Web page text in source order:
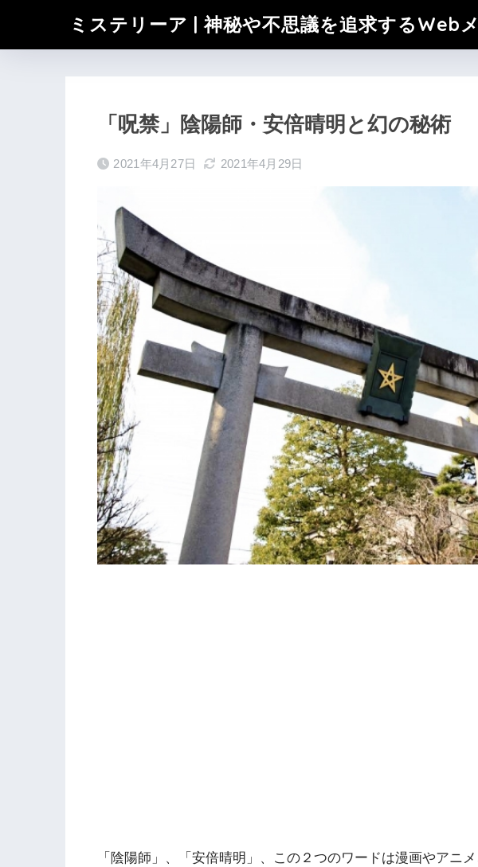
ミステリーア | 神秘や不思議を追求するWeb
「呪禁」陰陽師・安倍晴明と幻の秘術
2021年4月27日 2021年4月29日
「陰陽師」、「安倍晴明」、この２つのワードは漫画やアニ